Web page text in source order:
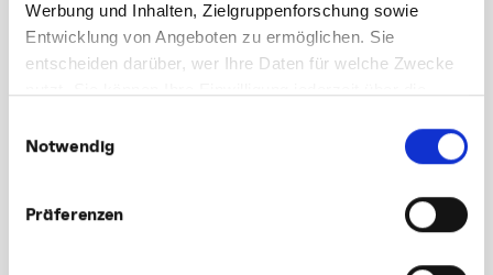
Werbung und Inhalten, Zielgruppenforschung sowie
Entwicklung von Angeboten zu ermöglichen. Sie
entscheiden darüber, wer Ihre Daten für welche Zwecke
Trigger Symbol ändern oder widerrufen
Erfahren Sie mehr darüber, wie Ihre persönlichen Daten
verarbeitet werden, und legen Sie Ihre Präferenzen im
Notwendig
Präferenzen
LADE HIER DEINEN LEBENSLAUF HOCH